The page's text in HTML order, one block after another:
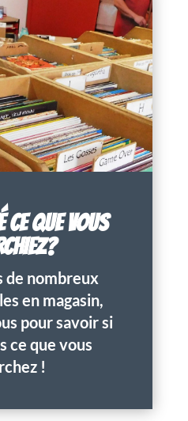
CE QUE VOUS
de nombreux
en magasin,
pour savoir si
ce que vous
!